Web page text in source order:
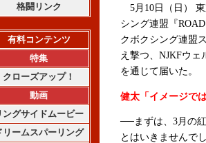
格闘リンク
有料コンテンツ
特集
クローズアップ！
動画
ングサイドムービー
リームスパーリング
5月10日（日）
シング連盟『
クボクシング連盟
え撃つ、NJKFウ
を通じて届いた。
健太「イメージで
──まずは、3月の
とはいきませんで